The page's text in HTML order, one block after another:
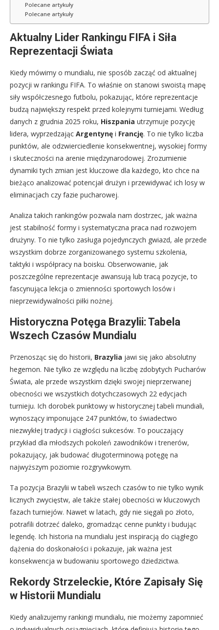
Polecane artykuły
Polecane artykuły
Aktualny Lider Rankingu FIFA i Siła
Reprezentacji Świata
Kiedy mówimy o mundialu, nie sposób zacząć od aktualnej
pozycji w rankingu FIFA. To właśnie on stanowi swoistą mapę
siły współczesnego futbolu, pokazując, które reprezentacje
budzą największy respekt przed kolejnymi turniejami. Według
danych z grudnia 2025 roku, Hiszpania utrzymuje pozycję
lidera, wyprzedzając Argentynę i Francję. To nie tylko liczba
punktów, ale odzwierciedlenie konsekwentnej, wysokiej formy
i skuteczności na arenie międzynarodowej. Zrozumienie
dynamiki tych zmian jest kluczowe dla każdego, kto chce na
bieżąco analizować potencjał drużyn i przewidywać ich losy w
eliminacjach czy fazie pucharowej.
Analiza takich rankingów pozwala nam dostrzec, jak ważna
jest stabilność formy i systematyczna praca nad rozwojem
drużyny. To nie tylko zasługa pojedynczych gwiazd, ale przede
wszystkim dobrze zorganizowanego systemu szkolenia,
taktyki i współpracy na boisku. Obserwowanie, jak
poszczególne reprezentacje awansują lub tracą pozycje, to
fascynująca lekcja o zmienności sportowych losów i
nieprzewidywalności piłki nożnej.
Historyczna Potęga Brazylii: Tabela
Wszech Czasów Mundialu
Przenosząc się do historii, Brazylia jawi się jako absolutny
hegemon. Nie tylko ze względu na liczbę zdobytych Pucharów
Świata, ale przede wszystkim dzięki swojej nieprzerwanej
obecności we wszystkich dotychczasowych 22 edycjach
turnieju. Ich dorobek punktowy w historycznej tabeli mundiali,
wynoszący imponujące 247 punktów, to świadectwo
niezwykłej tradycji i ciągłości sukcesów. To pouczający
przykład dla młodszych pokoleń zawodników i trenerów,
pokazujący, jak budować długoterminową potęgę na
najwyższym poziomie rozgrywkowym.
Ta pozycja Brazylii w tabeli wszech czasów to nie tylko wynik
licznych zwycięstw, ale także stałej obecności w kluczowych
fazach turniejów. Nawet w latach, gdy nie sięgali po złoto,
potrafili dotrzeć daleko, gromadząc cenne punkty i budując
legendę. Ich historia na mundialu jest inspiracją do ciągłego
dążenia do doskonałości i pokazuje, jak ważna jest
konsekwencja w budowaniu sportowego dziedzictwa.
Rekordy Strzeleckie, Które Zapisały Się
w Historii Mundialu
Kiedy analizujemy rankingi mundialu, nie możemy zapomnieć